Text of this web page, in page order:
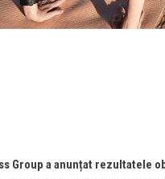
Group a anunțat rezultatele